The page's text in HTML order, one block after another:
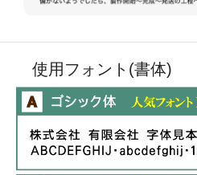
使用フォント(書体)